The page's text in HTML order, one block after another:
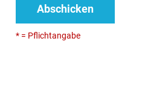
Abschicken
* = Pflichtangabe